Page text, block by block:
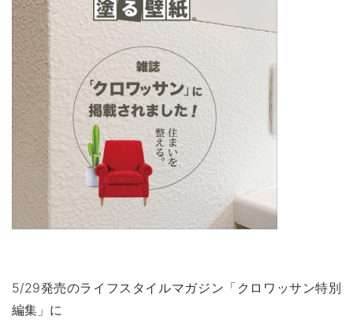
会社概要
ネットワーク
採用情報
塗料について ABOUT PAINT
基礎知識
MOVIE
よくある質問 FAQ
Q&A集
用語集
SDGsについて SDGs
SDGsへの取り組み
5/29発売のライフスタイルマガジン「クロワッサン特別
編集」に